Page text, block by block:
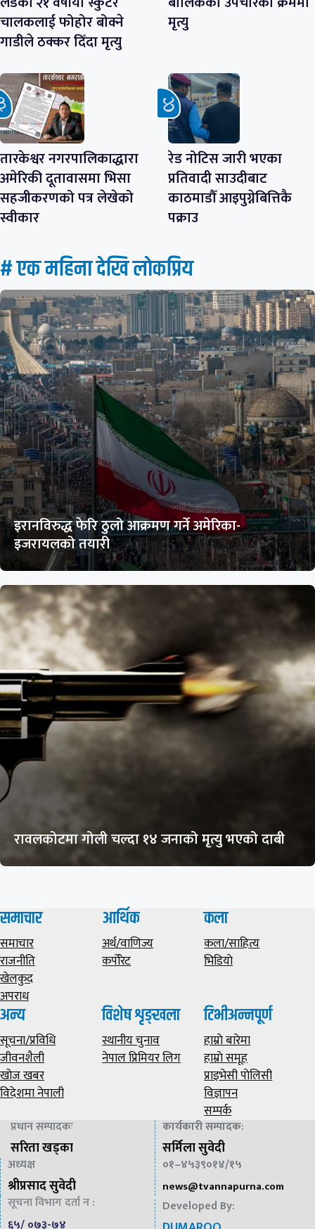
चालकलाई फोहोर बोक्ने
गाडीले ठक्कर दिँदा मृत्यु
मृत्यु
तारकेश्वर नगरपालिकाद्धारा
अमेरिकी दूतावासमा भिसा
सहजीकरणको पत्र लेखेको
स्वीकार
रेड नोटिस जारी भएका
प्रतिवादी साउदीबाट
काठमाडौँ आइपुग्नेबित्तिकै
पक्राउ
# एक महिना देखि लाेकप्रिय
इरानविरुद्ध फेरि ठुलो आक्रमण गर्ने अमेरिका-
इजरायलको तयारी
रावलकोटमा गोली चल्दा १४ जनाको मृत्यु भएको दाबी
समाचार
समाचार
राजनीति
खेलकुद
अपराध
आर्थिक
अर्थ/वाणिज्य
कर्पोरेट
कला
कला/साहित्य
भिडियाे
अन्य
सूचना/प्रविधि
जीवनशैली
खोज खबर
विदेशमा नेपाली
विशेष शृङ्खला
स्थानीय चुनाव
नेपाल प्रिमियर लिग
टिभीअन्नपूर्ण
हाम्राे बारेमा
हाम्राे समूह
प्राइभेसी पाेलिसी
विज्ञापन
सम्पर्क
प्रधान सम्पादकः
सरिता खड्का
कार्यकारी सम्पादक:
सर्मिला सुवेदी
अध्यक्ष
श्रीप्रसाद सुवेदी
०१–४५३९०१४/१५
news@tvannapurna.com
सूचना विभाग दर्ता न :
६५/ ०७३-७४
Developed By: